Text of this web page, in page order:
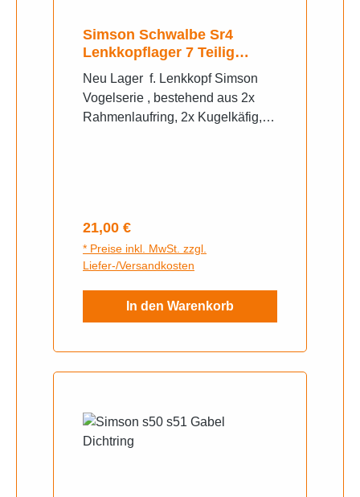
Simson Schwalbe Sr4
Lenkkopflager 7 Teilig
Lenkungslagersatz
Neu Lager f. Lenkkopf Simson
Vogelserie , bestehend aus 2x
Rahmenlaufring, 2x Kugelkäfig,
Regulärer Preis:
21,00 €
* Preise inkl. MwSt. zzgl.
Liefer-/Versandkosten
In den Warenkorb